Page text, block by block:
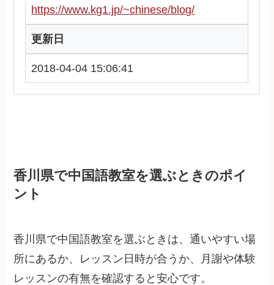
https://www.kg1.jp/~chinese/blog/
更新日
2018-04-04 15:06:41
香川県で中国語教室を選ぶときのポイ
ント
香川県で中国語教室を選ぶときは、通いやすい場
所にあるか、レッスン日時が合うか、月謝や体験
レッスンの有無を確認すると安心です。